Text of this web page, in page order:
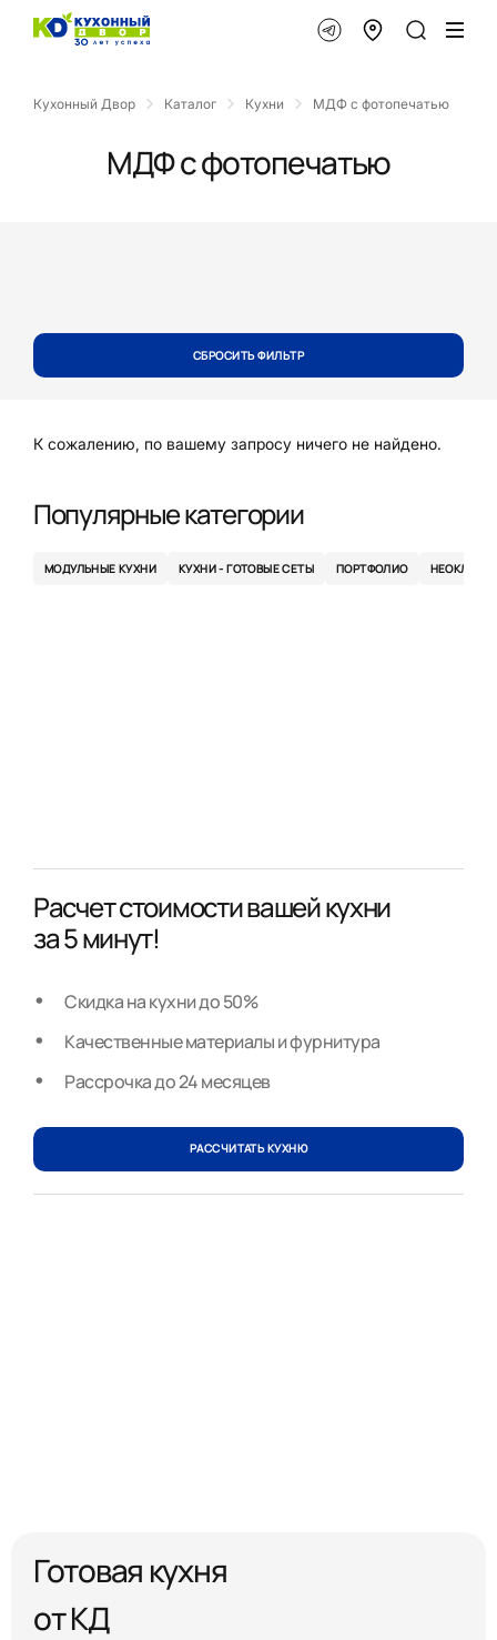
Кухонный Двор Каталог Кухни МДФ с фотопечатью
МДФ с фотопечатью
СБРОСИТЬ ФИЛЬТР
К сожалению, по вашему запросу ничего не найдено.
Популярные категории
МОДУЛЬНЫЕ КУХНИ КУХНИ - ГОТОВЫЕ СЕТЫ ПОРТФОЛИО
Расчет стоимости вашей кухни
за 5 минут!
Скидка на кухни до 50%
Качественные материалы и фурнитура
Рассрочка до 24 месяцев
РАССЧИТАТЬ КУХНЮ
Готовая кухня
от КД